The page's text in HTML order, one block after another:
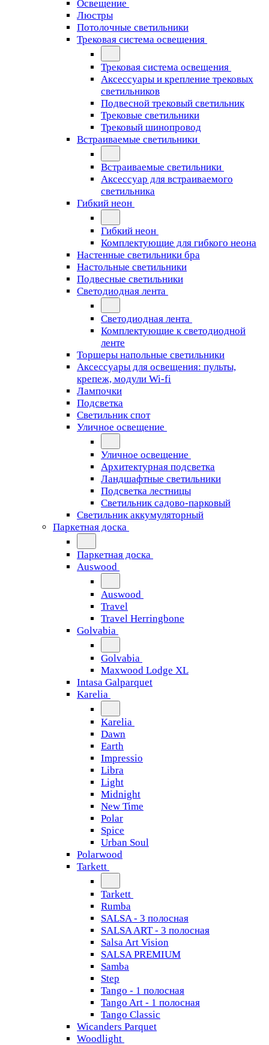
Освещение
Люстры
Потолочные светильники
Трековая система освещения
Трековая система освещения
Аксессуары и крепление трековых
светильников
Подвесной трековый светильник
Трековые светильники
Трековый шинопровод
Встраиваемые светильники
Встраиваемые светильники
Аксессуар для встраиваемого
светильника
Гибкий неон
Гибкий неон
Комплектующие для гибкого неона
Настенные светильники бра
Настольные светильники
Подвесные светильники
Светодиодная лента
Светодиодная лента
Комплектующие к светодиодной
ленте
Торшеры напольные светильники
Аксессуары для освещения: пульты,
крепеж, модули Wi-fi
Лампочки
Подсветка
Светильник спот
Уличное освещение
Уличное освещение
Архитектурная подсветка
Ландшафтные светильники
Подсветка лестницы
Светильник садово-парковый
Светильник аккумуляторный
Паркетная доска
Паркетная доска
Auswood
Auswood
Travel
Travel Herringbone
Golvabia
Golvabia
Maxwood Lodge XL
Intasa Galparquet
Karelia
Karelia
Dawn
Earth
Impressio
Libra
Light
Midnight
New Time
Polar
Spice
Urban Soul
Polarwood
Tarkett
Tarkett
Rumba
SALSA - 3 полосная
SALSA ART - 3 полосная
Salsa Art Vision
SALSA PREMIUM
Samba
Step
Tango - 1 полосная
Tango Art - 1 полосная
Tango Classiс
Wicanders Parquet
Woodlight